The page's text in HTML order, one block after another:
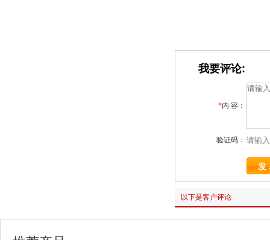
我要评论:
*内 容：
验证码：
以下是客户评论